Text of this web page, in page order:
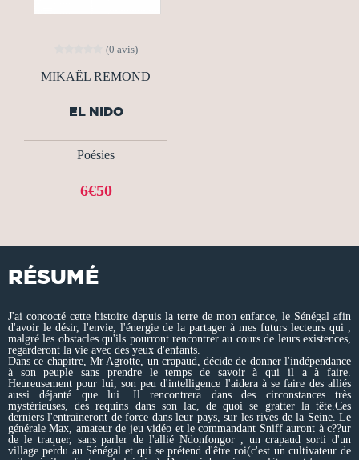
(0 avis)
MIKAËL REMOND
EL NIDO
Poésies
6€50
RÉSUMÉ
J'ai concocté cette histoire depuis la terre de mon enfance, le Sénégal afin
d'avoir le désir, l'envie, l'énergie de la partager à mes futurs lecteurs qui ,
malgré les obstacles qu'ils pourront rencontrer au cours de leurs existences,
regarderont la vie avec des yeux d'enfants.
Dans ce chapitre, Mr Agrotte, un crapaud, décide de donner l'indépendance
à son peuple sans prendre le temps de savoir à qui il a à faire.
Heureusement pour lui, son peu d'intelligence l'aidera à se faire des alliés
aussi déjanté que lui. Il rencontrera dans des circonstances très
mystérieuses, des requins dans son lac, de quoi se gratter la tête.Ces
derniers l'entraineront de force dans leur pays, sur les rives de la Seine. Le
générale Max, amateur de jeu vidéo et le commandant Sniff auront à c??ur
de le traquer, sans parler de l'allié Ndonfongor , un crapaud sorti d'un
village perdu au Sénégal et qui se prétend d'être roi(c'est un cultivateur de